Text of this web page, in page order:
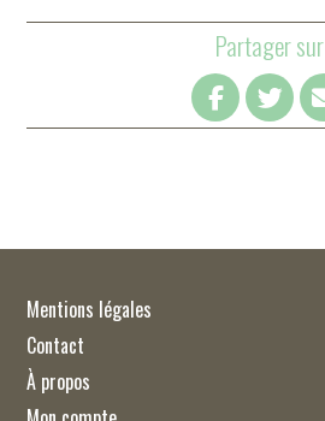
Partager sur
Mentions légales
Contact
À propos